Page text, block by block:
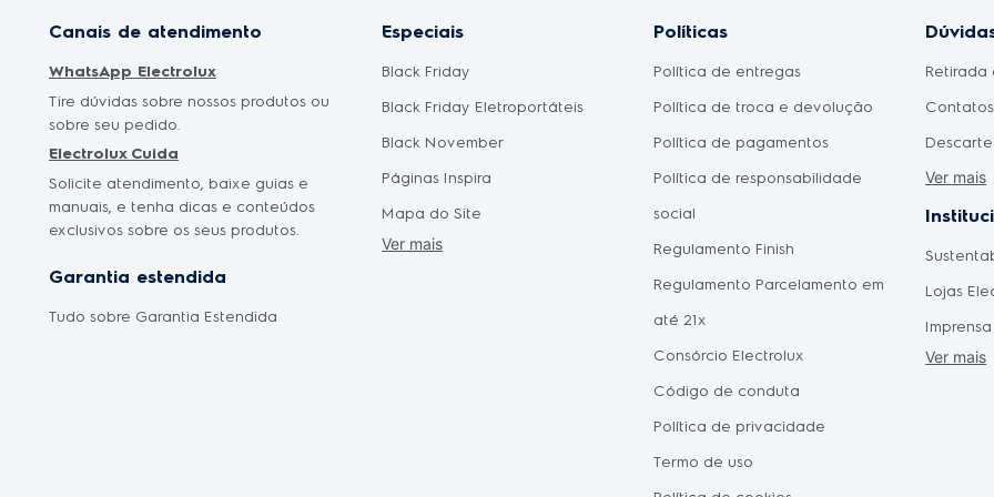
Canais de atendimento
WhatsApp Electrolux
Tire dúvidas sobre nossos produtos ou
sobre seu pedido.
Electrolux Cuida
Solicite atendimento, baixe guias e
manuais, e tenha dicas e conteúdos
exclusivos sobre os seus produtos.
Garantia estendida
Tudo sobre Garantia Estendida
Especiais
Black Friday
Black Friday Eletroportáteis
Black November
Páginas Inspira
Mapa do Site
Cyber Monday
Ver mais
Políticas
Política de entregas
Política de troca e devolução
Política de pagamentos
Política de responsabilidade
social
Regulamento Finish
Regulamento Parcelamento em
até 21x
Consórcio Electrolux
Código de conduta
Política de privacidade
Termo de uso
Retirada
Meu
Como
Ver mais
Lojas
Imprensa
Ver mais